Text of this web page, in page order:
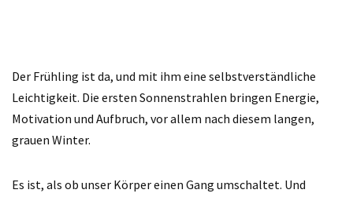
Der Frühling ist da, und mit ihm eine selbstverständliche
Leichtigkeit. Die ersten Sonnenstrahlen bringen Energie,
Motivation und Aufbruch, vor allem nach diesem langen,
grauen Winter.
Es ist, als ob unser Körper einen Gang umschaltet. Und